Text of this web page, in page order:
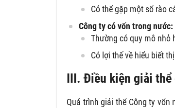
Có thể gặp một số rào
Công ty có vốn trong nước:
Thường có quy mô nhỏ
Có lợi thế về hiểu biết
III. Điều kiện giải thể
Quá trình giải thể Công ty